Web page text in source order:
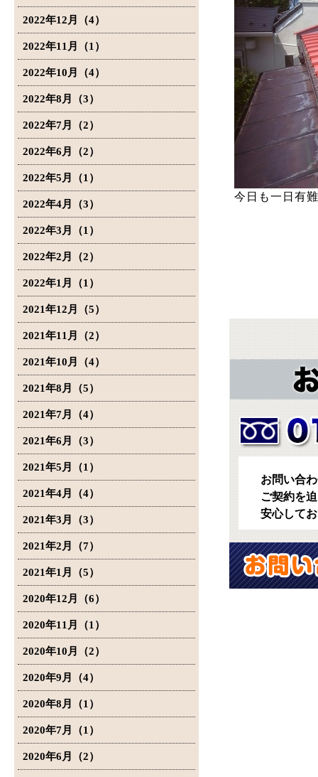
2022年12月（4）
2022年11月（1）
2022年10月（4）
2022年8月（3）
2022年7月（2）
2022年6月（2）
2022年5月（1）
2022年4月（3）
2022年3月（1）
2022年2月（2）
2022年1月（1）
2021年12月（5）
2021年11月（2）
2021年10月（4）
2021年8月（5）
2021年7月（4）
2021年6月（3）
2021年5月（1）
2021年4月（4）
2021年3月（3）
2021年2月（7）
2021年1月（5）
2020年12月（6）
2020年11月（1）
2020年10月（2）
2020年9月（4）
2020年8月（1）
2020年7月（1）
2020年6月（2）
今日も一日有
お問い合
ご契約を
安心して